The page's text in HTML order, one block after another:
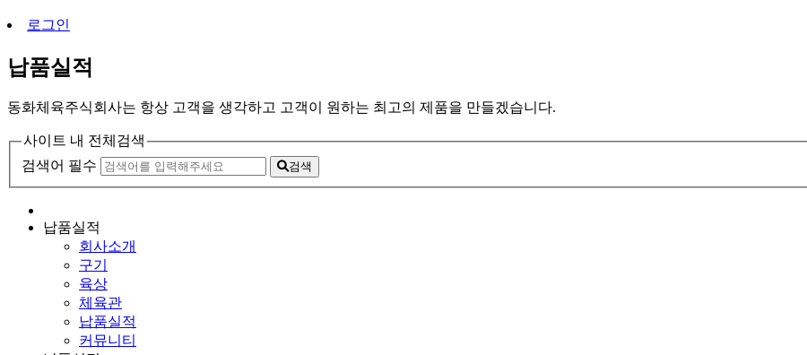
로그인
납품실적
동화체육주식회사는 항상 고객을 생각하고 고객이 원하는 최고의 제품을 만들겠습니다.
사이트 내 전체검색
검색어 필수
검색
납품실적
회사소개
구기
육상
체육관
납품실적
커뮤니티